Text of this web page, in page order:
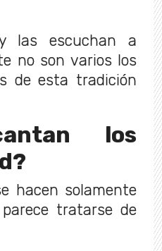
las escuchan a
no son varios los
de esta tradición
los
hacen solamente
tratarse de